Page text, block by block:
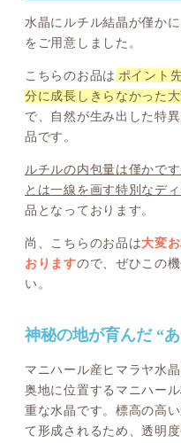
水晶にルチル結晶が僅か
をご用意しました。
こちらのお品は ポイント
分に成長しきらなかった
で、自然が生み出した特
品です。
ルチルの内包量は僅かで
とは一線を画す特別なデ
品となっております。
尚、こちらのお品は大変
おりますので、ぜひこの
い。
神秘の地が育んだ “
マニハール産ヒマラヤ水
奥地に位置するマニハー
重な水晶です。標高の高
て形成されるため、透明